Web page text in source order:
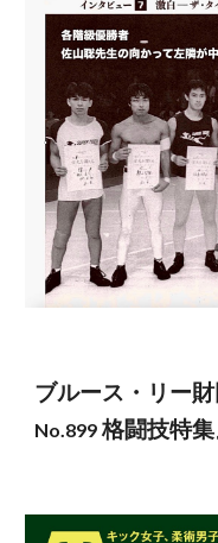
ブルース・リー
No.899格闘技特集